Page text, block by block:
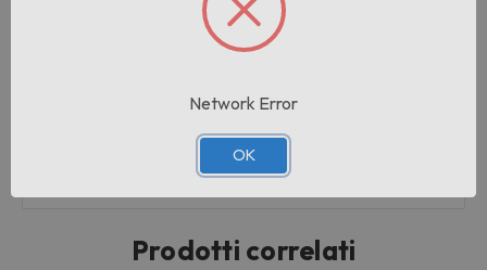
Prodotti correlati
Network Error
OK